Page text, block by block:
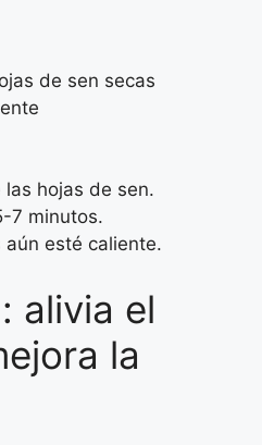
de sen secas
las hojas de sen.
7 minutos.
esté caliente.
alivia el
la